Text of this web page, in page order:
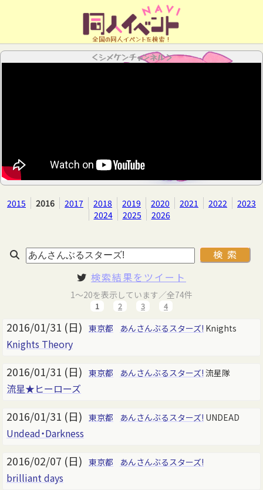
全国の同人イベントを検索！
＜シメケンチャンネル＞
2015 2016 2017 2018 2019 2020 2021 2022
2023
2024
2025 2026
検索結果をツイート
1～20を表示しています／全74件
1 2 3 4
2016/01/31 (日) 東京都 あんさんぶるスターズ! Knights
Knights Theory
2016/01/31 (日) 東京都 あんさんぶるスターズ! 流星隊
流星★ヒーローズ
2016/01/31 (日) 東京都 あんさんぶるスターズ! UNDEAD
Undead・Darkness
2016/02/07 (日) 東京都 あんさんぶるスターズ!
brilliant days